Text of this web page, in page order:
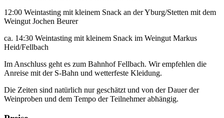
12:00 Weintasting mit kleinem Snack an der Yburg/Stetten mit dem
Weingut Jochen Beurer
ca. 14:30 Weintasting mit kleinem Snack im Weingut Markus
Heid/Fellbach
Im Anschluss geht es zum Bahnhof Fellbach. Wir empfehlen die
Anreise mit der S-Bahn und wetterfeste Kleidung.
Die Zeiten sind natürlich nur geschätzt und von der Dauer der
Weinproben und dem Tempo der Teilnehmer abhängig.